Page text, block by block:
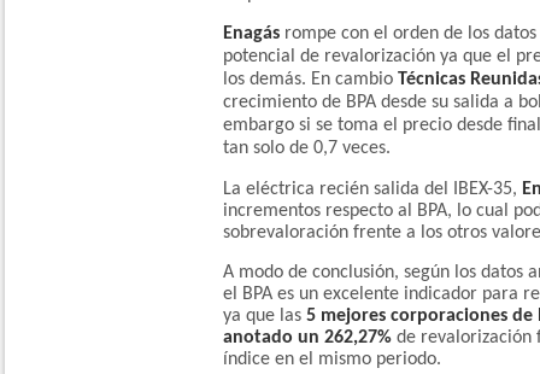
Enagás rompe con el orden de los
potencial de revalorización ya que el
los demás. En cambio Técnicas
crecimiento de BPA desde su salida a
embargo si se toma el precio desde
tan solo de 0,7 veces.
La eléctrica recién salida del IBEX-35,
incrementos respecto al BPA, lo cual
sobrevaloración frente a los otros
A modo de conclusión, según los datos
el BPA es un excelente indicador para
ya que las 5 mejores corporaciones de
anotado un 262,27% de revalorización
índice en el mismo periodo.